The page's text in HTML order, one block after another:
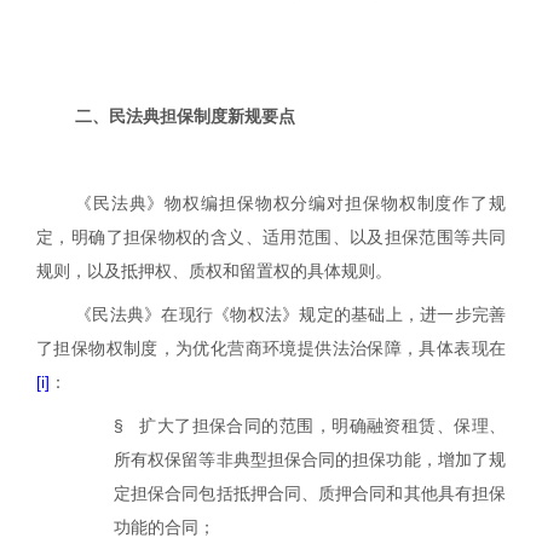
二、民法典担保制度新规要点
《民法典》物权编担保物权分编对担保物权制度作了规
定，明确了担保物权的含义、适用范围、以及担保范围等共同
规则，以及抵押权、质权和留置权的具体规则。
《民法典》在现行《物权法》规定的基础上，进一步完善
了担保物权制度，为优化营商环境提供法治保障，具体表现在
[i] ：
§
扩大了担保合同的范围，明确融资租赁、保理、
所有权保留等非典型担保合同的担保功能，增加了规
定担保合同包括抵押合同、质押合同和其他具有担保
功能的合同；